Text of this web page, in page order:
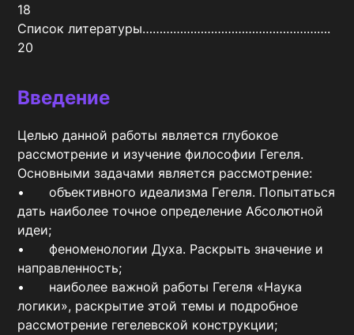
18
Список литературы……………………………………………….
20
Введение
Целью данной работы является глубокое
рассмотрение и изучение философии Гегеля.
Основными задачами является рассмотрение:
•	объективного идеализма Гегеля. Попытаться
дать наиболее точное определение Абсолютной
идеи;
•	феноменологии Духа. Раскрыть значение и
направленность;
•	наиболее важной работы Гегеля «Наука
логики», раскрытие этой темы и подробное
рассмотрение гегелевской конструкции;